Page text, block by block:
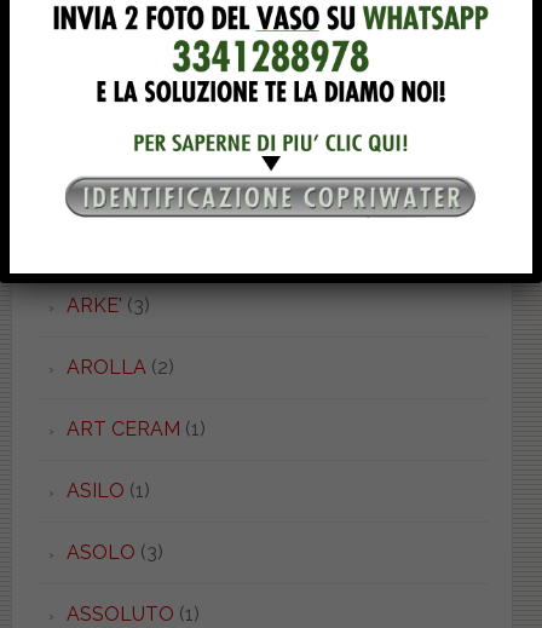
(1)
ARIANNA(9)
ARKE' (3)
AROLLA(2)
ART CERAM (1)
ASILO (1)
ASOLO (3)
ASSOLUTO (1)